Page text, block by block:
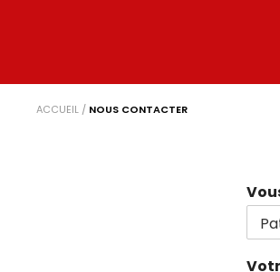
ACCUEIL / NOUS CONTACTER